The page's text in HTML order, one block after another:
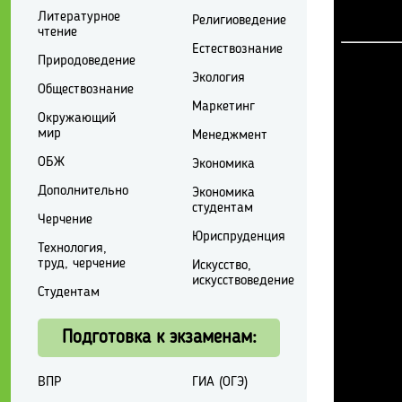
Литературное
чтение
Природоведение
Обществознание
Окружающий
мир
ОБЖ
Дополнительно
Черчение
Технология,
труд, черчение
Студентам
Религиоведение
Естествознание
Экология
Маркетинг
Менеджмент
Экономика
Экономика
студентам
Юриспруденция
Искусство,
искусствоведение
Подготовка к экзаменам:
ВПР
ГИА (ОГЭ)